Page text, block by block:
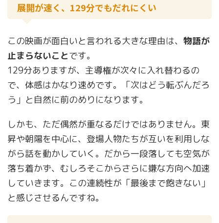
展開が速く、129分でもだれにくい
この映画が面白いと言われる大きな理由は、 物語が
止まらないことです。
129分ありますが、主導権が次々に入れ替わるの
で、体感はかなり速めです。「次はどう転ぶんだろ
う」と自然に前のめりになります。
しかも、ただ偶然が重なるだけではありません。東
昇や朝陽を中心に、登場人物たちが互いを利用しな
がら話を動かしていく。だから一段落しても空気が
落ち着かず、むしろそこからさらに嫌な方向へ加速
していきます。この連続性が「最後まで飽きない」
と感じさせるんですね。